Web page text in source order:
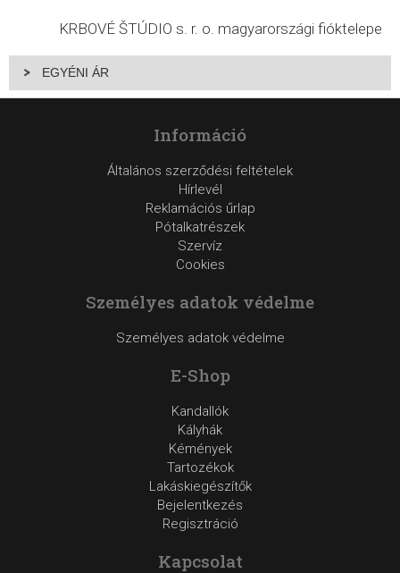
KRBOVÉ ŠTÚDIO s. r. o. magyarországi fióktelepe
EGYÉNI ÁR
Információ
Általános szerződési feltételek
Hírlevél
Reklamációs űrlap
Pótalkatrészek
Szervíz
Cookies
Személyes adatok védelme
Személyes adatok védelme
E-Shop
Kandallók
Kályhák
Kémények
Tartozékok
Lakáskiegészítők
Bejelentkezés
Regisztráció
Kapcsolat